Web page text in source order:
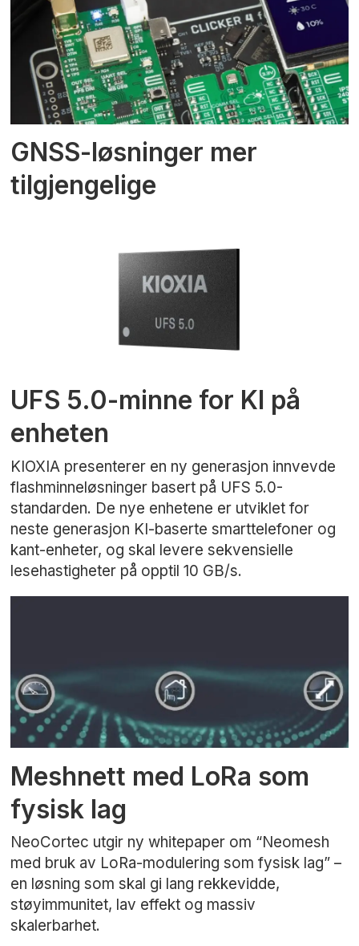
GNSS-løsninger mer
tilgjengelige
UFS 5.0-minne for KI på
enheten
KIOXIA presenterer en ny generasjon innvevde
flashminneløsninger basert på UFS 5.0-
standarden. De nye enhetene er utviklet for
neste generasjon KI-baserte smarttelefoner og
kant-enheter, og skal levere sekvensielle
lesehastigheter på opptil 10 GB/s.
Meshnett med LoRa som
fysisk lag
NeoCortec utgir ny whitepaper om “Neomesh
med bruk av LoRa-modulering som fysisk lag” –
en løsning som skal gi lang rekkevidde,
støyimmunitet, lav effekt og massiv
skalerbarhet.